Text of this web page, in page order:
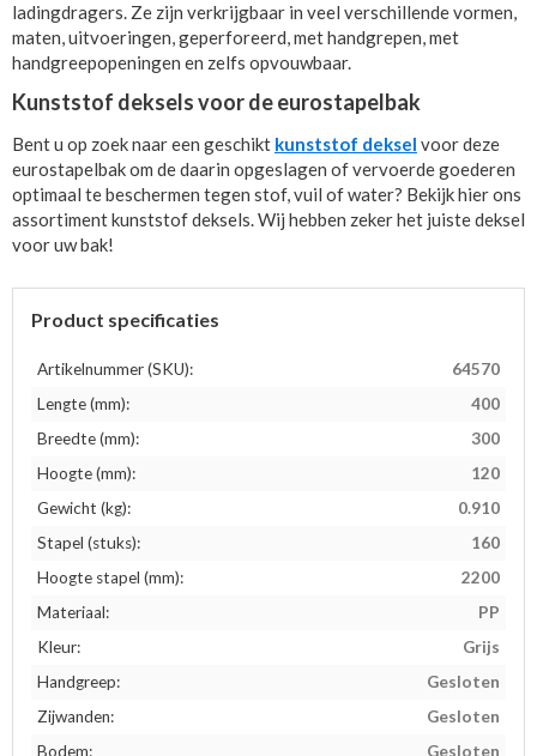
ladingdragers. Ze zijn verkrijgbaar in veel verschillende vormen,
maten, uitvoeringen, geperforeerd, met handgrepen, met
handgreepopeningen en zelfs opvouwbaar.
Kunststof deksels voor de eurostapelbak
Bent u op zoek naar een geschikt kunststof deksel voor deze
eurostapelbak om de daarin opgeslagen of vervoerde goederen
optimaal te beschermen tegen stof, vuil of water? Bekijk hier ons
assortiment kunststof deksels. Wij hebben zeker het juiste deksel
voor uw bak!
Product specificaties
Artikelnummer (SKU):
64570
Lengte (mm):
400
Breedte (mm):
300
Hoogte (mm):
120
Gewicht (kg):
0.910
Stapel (stuks):
160
Hoogte stapel (mm):
2200
Materiaal:
PP
Kleur:
Grijs
Handgreep:
Gesloten
Zijwanden:
Gesloten
Bodem:
Gesloten